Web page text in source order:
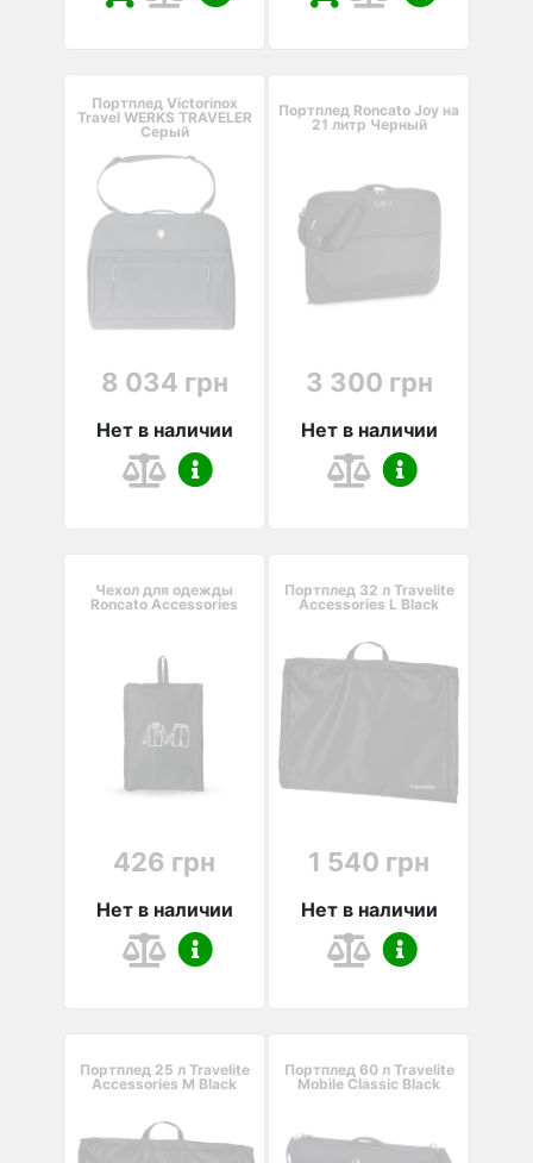
Портплед Victorinox
Travel WERKS TRAVELER
Серый
8 034 грн
Нет в наличии
Портплед Roncato Joy на
21 литр Черный
3 300 грн
Нет в наличии
Чехол для одежды
Roncato Accessories
426 грн
Нет в наличии
Портплед 32 л Travelite
Accessories L Black
1 540 грн
Нет в наличии
Портплед 25 л Travelite
Accessories M Black
Портплед 60 л Travelite
Mobile Classic Black